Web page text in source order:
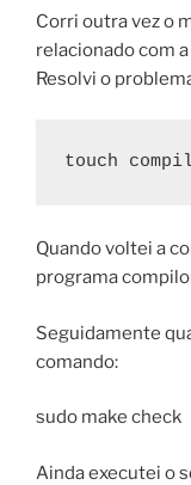
Corri outra vez o
relacionado com
Resolvi o
touch
Quando voltei a
programa
Seguidamente
comando:
sudo make check
Ainda executei o